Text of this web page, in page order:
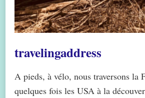
travelingaddress
A pieds, à vélo, nous traversons la
quelques fois les USA à la